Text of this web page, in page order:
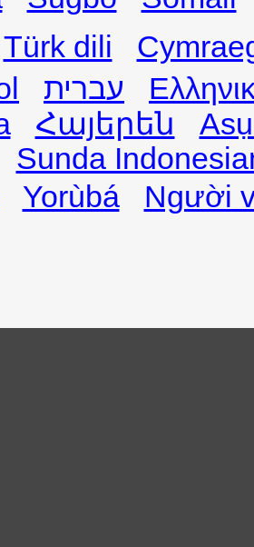
Türk dili
עברית
Հայերեն
Sunda
Yorùbá Người